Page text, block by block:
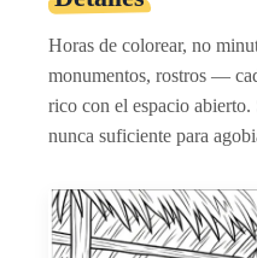
Horas de colorear, no
monumentos, rostros —
rico con el espacio
nunca suficiente para